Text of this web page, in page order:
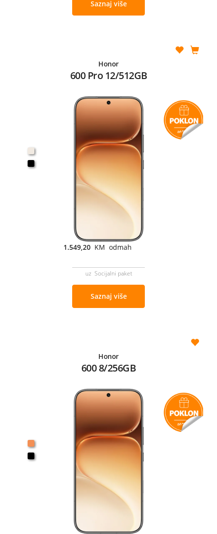
Saznaj više
Honor
600 Pro 12/512GB
1.549,20 KM odmah
uz Socijalni paket
Saznaj više
Honor
600 8/256GB